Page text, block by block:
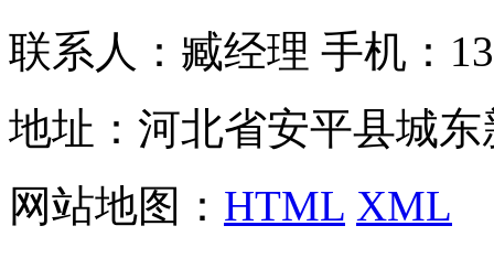
联系人：臧经理 手机：
地址：河北省安平县城
网站地图： HTML XML